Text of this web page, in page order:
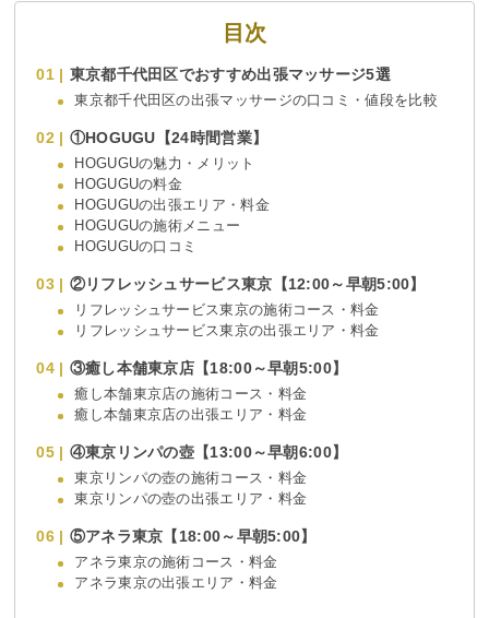
目次
東京都千代田区でおすすめ出張マッサージ5選
東京都千代田区の出張マッサージの口コミ・値段を比較
①HOGUGU【24時間営業】
HOGUGUの魅力・メリット
HOGUGUの料金
HOGUGUの出張エリア・料金
HOGUGUの施術メニュー
HOGUGUの口コミ
②リフレッシュサービス東京【12:00～早朝5:00】
リフレッシュサービス東京の施術コース・料金
リフレッシュサービス東京の出張エリア・料金
③癒し本舗東京店【18:00～早朝5:00】
癒し本舗東京店の施術コース・料金
癒し本舗東京店の出張エリア・料金
④東京リンパの壺【13:00～早朝6:00】
東京リンパの壺の施術コース・料金
東京リンパの壺の出張エリア・料金
⑤アネラ東京【18:00～早朝5:00】
アネラ東京の施術コース・料金
アネラ東京の出張エリア・料金